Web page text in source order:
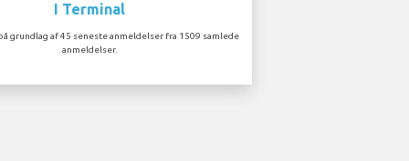
I Terminal
grundlag af 45 seneste anmeldelser fra 1509 samlede
anmeldelser.